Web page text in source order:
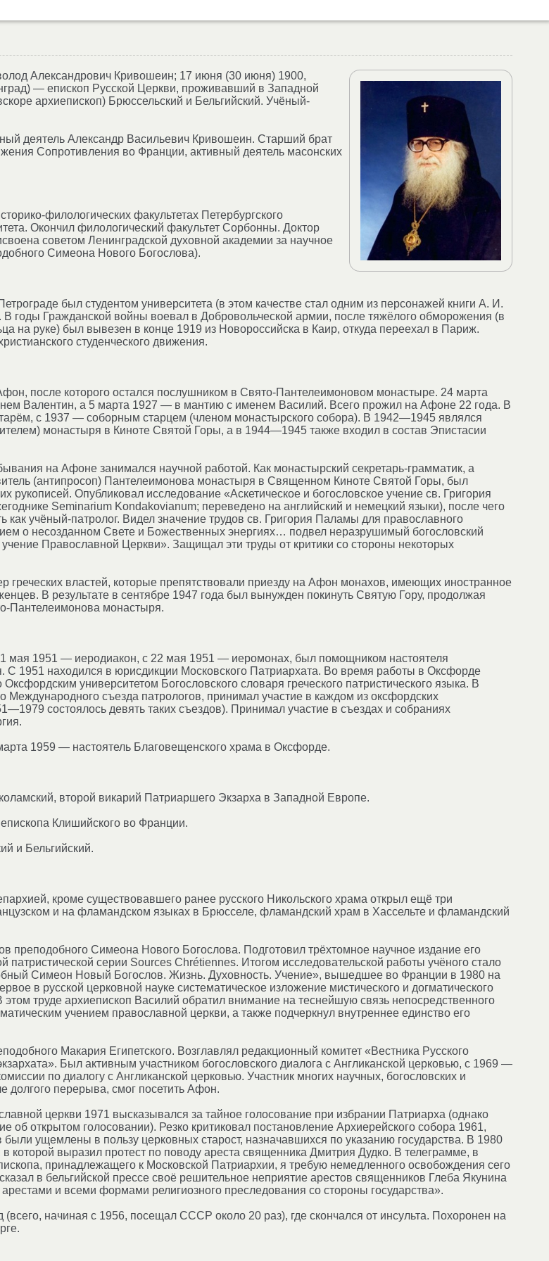
Александрович Кривошеин; 17 июня (30 июня) 1900,
— епископ Русской Церкви, проживавший в Западной
архиепископ) Брюссельский и Бельгийский. Учёный-
деятель Александр Васильевич Кривошеин. Старший брат
Сопротивления во Франции, активный деятель масонских
филологических факультетах Петербургского
Окончил филологический факультет Сорбонны. Доктор
советом Ленинградской духовной академии за научное
Симеона Нового Богослова).
был студентом университета (в этом качестве стал одним из персонажей книги А. И.
годы Гражданской войны воевал в Добровольческой армии, после тяжёлого обморожения (в
на руке) был вывезен в конце 1919 из Новороссийска в Каир, откуда переехал в Париж.
студенческого движения.
после которого остался послушником в Свято-Пантелеимоновом монастыре. 24 марта
Валентин, а 5 марта 1927 — в мантию с именем Василий. Всего прожил на Афоне 22 года. В
с 1937 — соборным старцем (членом монастырского собора). В 1942—1945 являлся
монастыря в Киноте Святой Горы, а в 1944—1945 также входил в состав Эпистасии
на Афоне занимался научной работой. Как монастырский секретарь-грамматик, а
(антипросоп) Пантелеимонова монастыря в Священном Киноте Святой Горы, был
рукописей. Опубликовал исследование «Аскетическое и богословское учение св. Григория
Seminarium Kondakovianum; переведено на английский и немецкий языки), после чего
как учёный-патролог. Видел значение трудов св. Григория Паламы для православного
о несозданном Свете и Божественных энергиях… подвел неразрушимый богословский
Православной Церкви». Защищал эти труды от критики со стороны некоторых
греческих властей, которые препятствовали приезду на Афон монахов, имеющих иностранное
В результате в сентябре 1947 года был вынужден покинуть Святую Гору, продолжая
Пантелеимонова монастыря.
1951 — иеродиакон, с 22 мая 1951 — иеромонах, был помощником настоятеля
С 1951 находился в юрисдикции Московского Патриархата. Во время работы в Оксфорде
университетом Богословского словаря греческого патристического языка. В
Международного съезда патрологов, принимал участие в каждом из оксфордских
состоялось девять таких съездов). Принимал участие в съездах и собраниях
1959 — настоятель Благовещенского храма в Оксфорде.
второй викарий Патриаршего Экзарха в Западной Европе.
Клишийского во Франции.
и Бельгийский.
кроме существовавшего ранее русского Никольского храма открыл ещё три
и на фламандском языках в Брюсселе, фламандский храм в Хассельте и фламандский
преподобного Симеона Нового Богослова. Подготовил трёхтомное научное издание его
патристической серии Sources Chrétiennes. Итогом исследовательской работы учёного стало
Симеон Новый Богослов. Жизнь. Духовность. Учение», вышедшее во Франции в 1980 на
в русской церковной науке систематическое изложение мистического и догматического
труде архиепископ Василий обратил внимание на теснейшую связь непосредственного
учением православной церкви, а также подчеркнул внутреннее единство его
Макария Египетского. Возглавлял редакционный комитет «Вестника Русского
Был активным участником богословского диалога с Англиканской церковью, с 1969 —
по диалогу с Англиканской церковью. Участник многих научных, богословских и
долгого перерыва, смог посетить Афон.
церкви 1971 высказывался за тайное голосование при избрании Патриарха (однако
открытом голосовании). Резко критиковал постановление Архиерейского собора 1961,
ущемлены в пользу церковных старост, назначавшихся по указанию государства. В 1980
которой выразил протест по поводу ареста священника Дмитрия Дудко. В телеграмме, в
принадлежащего к Московской Патриархии, я требую немедленного освобождения сего
в бельгийской прессе своё решительное неприятие арестов священников Глеба Якунина
и всеми формами религиозного преследования со стороны государства».
начиная с 1956, посещал СССР около 20 раз), где скончался от инсульта. Похоронен на